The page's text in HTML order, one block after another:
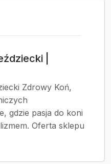
|
Zdrowy Koń,
gdzie pasja do koni
Oferta sklepu